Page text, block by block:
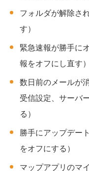
フォルダが解除さ
す）
緊急速報が勝手に
報をオフにし直す）
数日前のメールが
受信設定、サーバ
る）
勝手にアップデー
をオフにする）
マップアプリのマ